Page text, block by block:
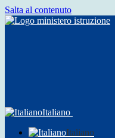
Salta al contenuto
Italiano
Italiano